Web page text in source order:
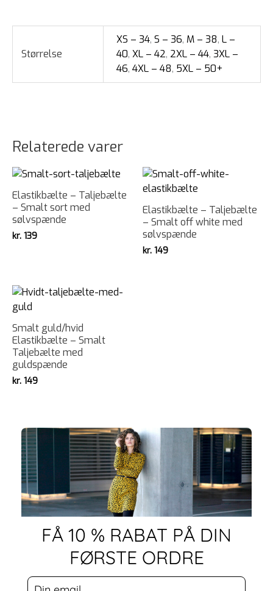
Størrelse
XS – 34,S – 36, M – 38,L –
40,XL – 42, 2XL – 44,3XL –
46,4XL – 48, 5XL – 50+
Relaterede varer
Elastikbælte – Taljebælte
– Smalt sort med
sølvspænde
kr. 139
Elastikbælte – Taljebælte
– Smalt off white med
sølvspænde
kr. 149
Smalt guld/hvid
Elastikbælte – Smalt
Taljebælte med
guldspænde
kr. 149
FÅ 10 % RABAT PÅ DIN
FØRSTE ORDRE